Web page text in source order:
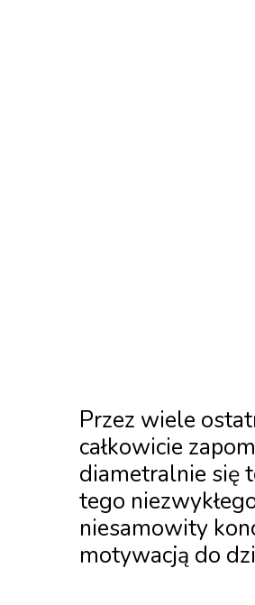
Przez wiele
całkowicie
diametralnie się
tego
niesamowity
motywacją do